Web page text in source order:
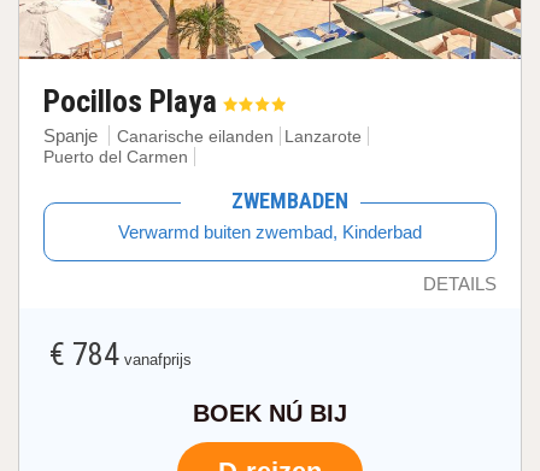
Pocillos Playa
Spanje Canarische eilanden
Lanzarote
Puerto del Carmen
ZWEMBADEN
Verwarmd buiten zwembad, Kinderbad
DETAILS
€ 784 vanafprijs
BOEK NÚ BIJ